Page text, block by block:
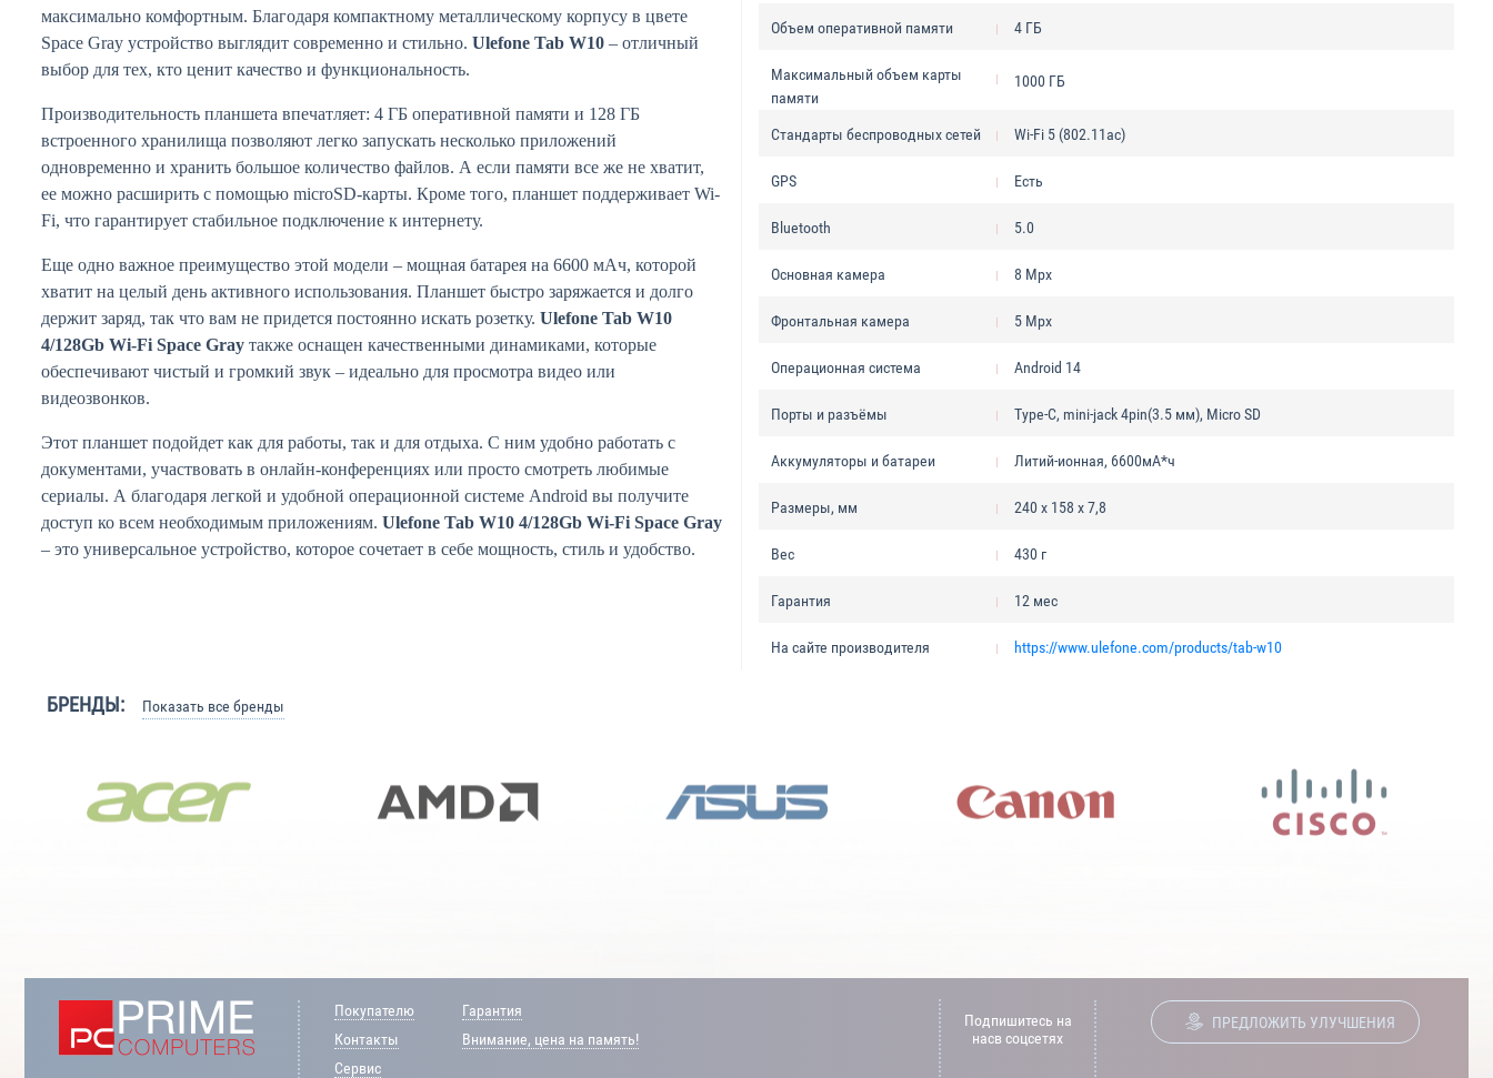
максимально комфортным. Благодаря компактному металлическому корпусу в цвете
Space Gray устройство выглядит современно и стильно. Ulefone Tab W10 – отличный
выбор для тех, кто ценит качество и функциональность.
Производительность планшета впечатляет: 4 ГБ оперативной памяти и 128 ГБ
встроенного хранилища позволяют легко запускать несколько приложений
одновременно и хранить большое количество файлов. А если памяти все же не хватит,
ее можно расширить с помощью microSD-карты. Кроме того, планшет поддерживает Wi-
Fi, что гарантирует стабильное подключение к интернету.
Еще одно важное преимущество этой модели – мощная батарея на 6600 мАч, которой
хватит на целый день активного использования. Планшет быстро заряжается и долго
держит заряд, так что вам не придется постоянно искать розетку. Ulefone Tab W10
4/128Gb Wi-Fi Space Gray также оснащен качественными динамиками, которые
обеспечивают чистый и громкий звук – идеально для просмотра видео или
видеозвонков.
Этот планшет подойдет как для работы, так и для отдыха. С ним удобно работать с
документами, участвовать в онлайн-конференциях или просто смотреть любимые
сериалы. А благодаря легкой и удобной операционной системе Android вы получите
доступ ко всем необходимым приложениям. Ulefone Tab W10 4/128Gb Wi-Fi Space Gray
– это универсальное устройство, которое сочетает в себе мощность, стиль и удобство.
Объем оперативной памяти 4 ГБ
Максимальный объем карты
памяти
1000 ГБ
Стандарты беспроводных сетей Wi-Fi 5 (802.11ac)
GPS Есть
Bluetooth 5.0
Основная камера 8 Mpx
Фронтальная камера 5 Mpx
Операционная система Android 14
Порты и разъёмы Type-C, mini-jack 4pin(3.5 мм), Micro SD
Аккумуляторы и батареи Литий-ионная, 6600мА*ч
Размеры, мм 240 х 158 х 7,8
Вес 430 г
Гарантия 12 мес
На сайте производителя https://www.ulefone.com/products/tab-w10
БРЕНДЫ: Показать все бренды
Покупателю
Контакты
Сервис
Гарантия
Внимание, цена на память!
Подпишитесь на
насв соцсетях
ПРЕДЛОЖИТЬ УЛУЧШЕНИЯ